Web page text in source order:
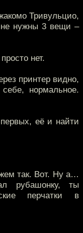
Тривульцио,
нужны 3 вещи –
нет.
принтер видно,
нормальное.
её и найти
так. Вот. Ну а…
рубашонку, ты
перчатки в